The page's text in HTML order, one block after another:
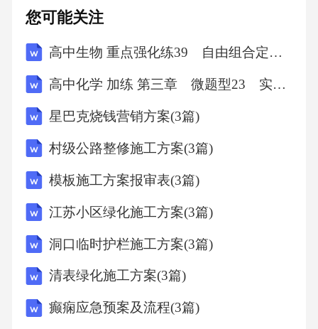
来游还望远，三年多难更凭危"尽显家国哀痛与
意象选择：雄奇自然与历史厚重其诗善用"洞
庭""长江"等宏大意象，如《临洞庭上张丞
相》"八月湖水平，涵虚混太清"，展现开阔胸襟
与历史纵深。
堂无策可平戎，坐使甘泉照夕烽"起笔，时空交
错中寄寓深沉忧国情怀，体现章法的顿挫之
美。其他成员的风格特点
陈师道：瘦硬峭拔，锤炼字句其诗《示三子》
您可能关注
高中生物 重点强化练39 自由组合定律“特殊比例”的相关题型(二)
高中化学 加练 第三章 微题型23 实验目的与仪器、试剂选择匹配性分析
星巴克烧钱营销方案(3篇)
村级公路整修施工方案(3篇)
模板施工方案报审表(3篇)
江苏小区绿化施工方案(3篇)
洞口临时护栏施工方案(3篇)
清表绿化施工方案(3篇)
癫痫应急预案及流程(3篇)